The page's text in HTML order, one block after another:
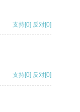
支持[0] 反对[0]
支持[0] 反对[0]